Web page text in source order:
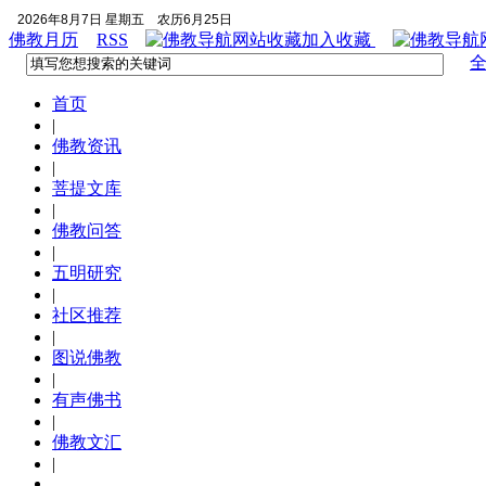
2026年8月7日 星期五 农历6月25日
佛教月历 RSS 加入收藏
首页
|
佛教资讯
|
菩提文库
|
佛教问答
|
五明研究
|
社区推荐
|
图说佛教
|
有声佛书
|
佛教文汇
|